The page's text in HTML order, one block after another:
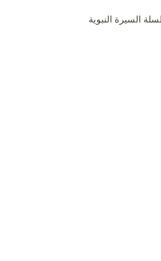
السيرة النبوية